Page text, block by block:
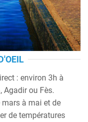
: environ 3h à
Agadir ou Fès.
à mai et de
de températures